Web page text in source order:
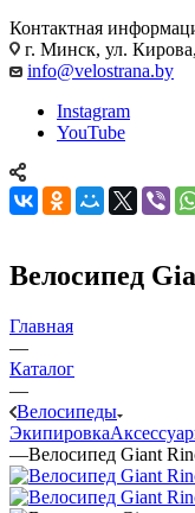
Контактная
г. Минск, ул.
info@velostrana.by
Instagram
YouTube
Велосипед
Главная
—
Каталог
—
Велосипеды
Экипировка
—Велосипед Giant